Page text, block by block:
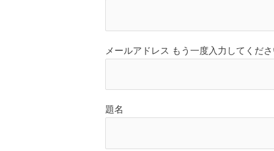
メールアドレス もう一度入力してくだ
題名